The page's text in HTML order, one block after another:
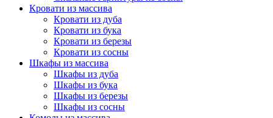
Кровати из массива
Кровати из дуба
Кровати из бука
Кровати из березы
Кровати из сосны
Шкафы из массива
Шкафы из дуба
Шкафы из бука
Шкафы из березы
Шкафы из сосны